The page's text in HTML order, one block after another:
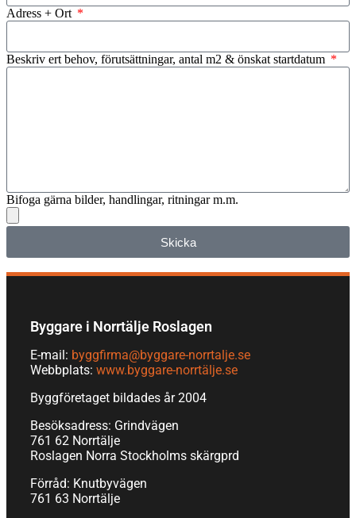
Adress + Ort
Beskriv ert behov, förutsättningar, antal m2 & önskat startdatum
Bifoga gärna bilder, handlingar, ritningar m.m.
Skicka
Byggare i Norrtälje Roslagen
E-mail: byggfirma@byggare-norrtalje.se
Webbplats: www.byggare-norrtälje.se
Byggföretaget bildades år 2004
Besöksadress: Grindvägen
761 62 Norrtälje
Roslagen Norra Stockholms skärgprd
Förråd: Knutbyvägen
761 63 Norrtälje